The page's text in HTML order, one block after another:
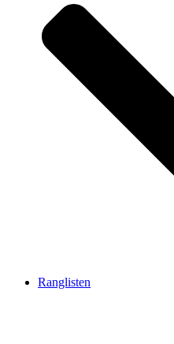
Ranglisten